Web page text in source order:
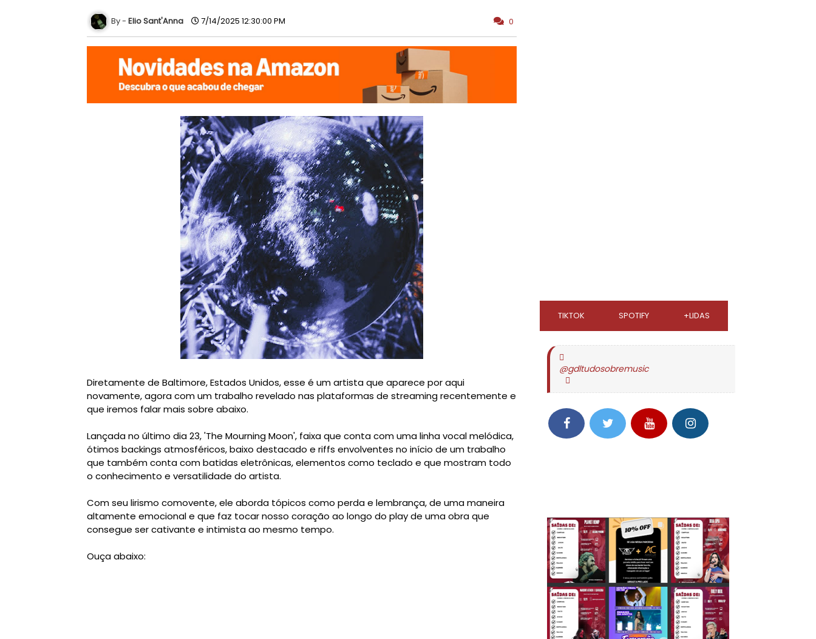
Elio Sant'Anna 7/14/2025 12:30:00 PM 0
Diretamente de Baltimore, Estados Unidos, esse é um artista que aparece por aqui
novamente, agora com um trabalho revelado nas plataformas de streaming recentemente e
que iremos falar mais sobre abaixo.
Lançada no último dia 23, 'The Mourning Moon', faixa que conta com uma linha vocal melódica,
ótimos backings atmosféricos, baixo destacado e riffs envolventes no início de um trabalho
que também conta com batidas eletrônicas, elementos como teclado e que mostram todo
o conhecimento e versatilidade do artista.
Com seu lirismo comovente, ele aborda tópicos como perda e lembrança, de uma maneira
altamente emocional e que faz tocar nosso coração ao longo do play de uma obra que
consegue ser cativante e intimista ao mesmo tempo.
Ouça abaixo:
TIKTOK SPOTIFY +LIDAS
@gdltudosobremusic